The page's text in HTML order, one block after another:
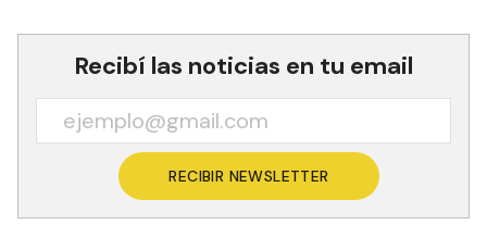
Recibí las noticias en tu email
RECIBIR NEWSLETTER